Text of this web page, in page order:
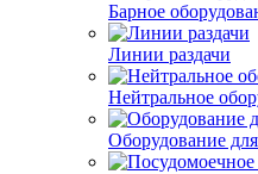
Барное
Линии раздачи
Нейтральное
Оборудование